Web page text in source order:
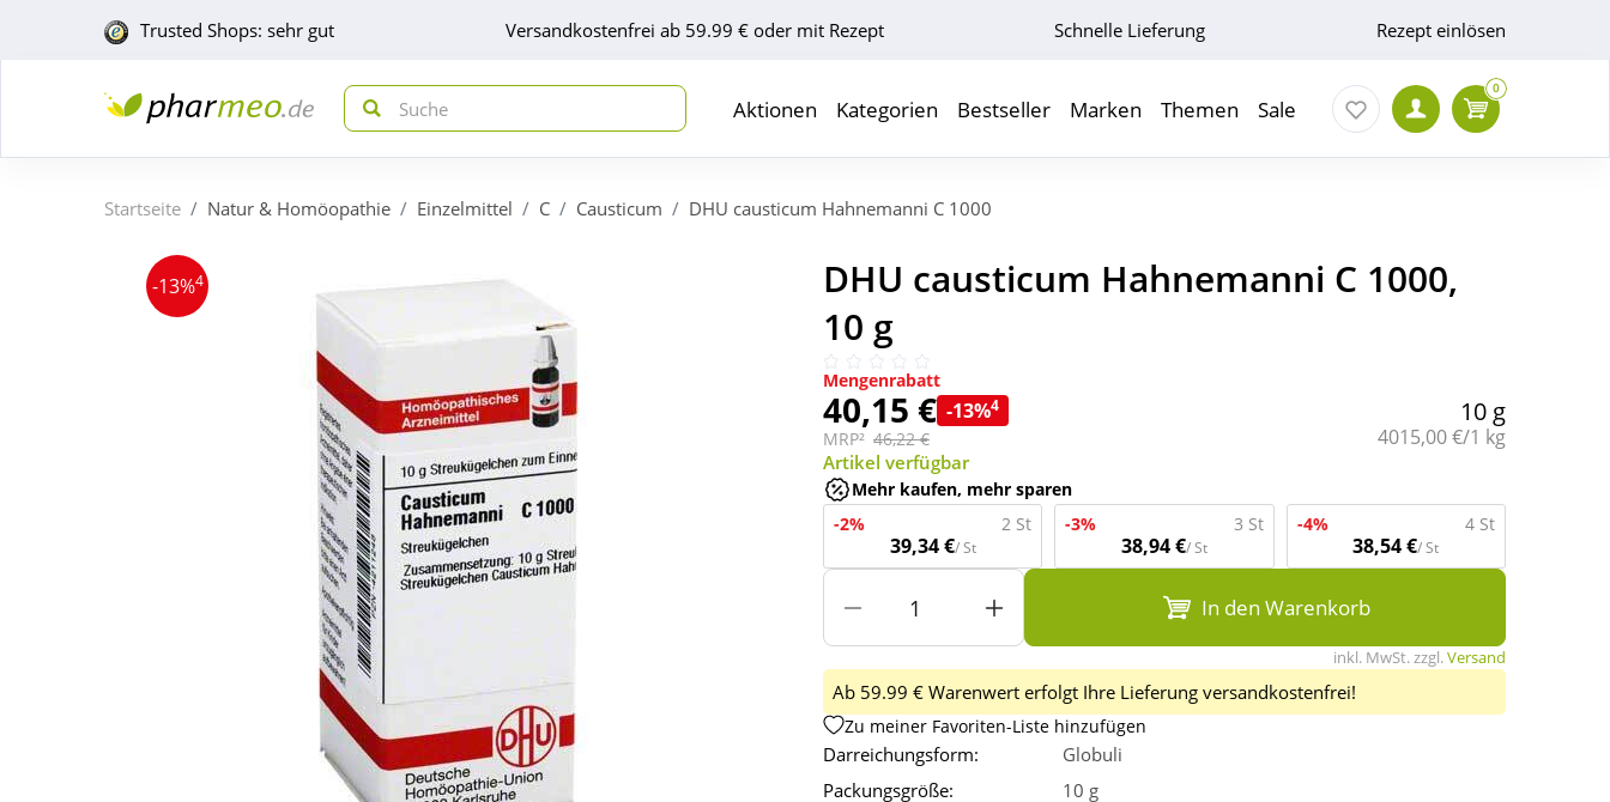
Trusted Shops: sehr gut Versandkostenfrei ab 59.99 € oder mit Rezept Schnelle Lieferung Rezept einlösen
Aktionen Kategorien Bestseller Marken Themen Sale
0
Startseite Natur & Homöopathie Einzelmittel C Causticum DHU causticum Hahnemanni C 1000
-13%4
DHU causticum Hahnemanni C 1000,
10 g
Mengenrabatt
40,15 € -13%4
MRP² 46,22 €
10 g
Grundpreis:
4015,00 €/1 kg
Artikel verfügbar
Mehr kaufen, mehr sparen
-2%
2 St
39,34 €/ St
-3% 3 St
38,94 €/ St
-4% 4 St
38,54 €/ St
In den Warenkorb
inkl. MwSt. zzgl.Versand
Ab 59.99 € Warenwert erfolgt Ihre Lieferung versandkostenfrei!
Zu meiner Favoriten-Liste hinzufügen
Darreichungsform:
Globuli
Packungsgröße:
10 g